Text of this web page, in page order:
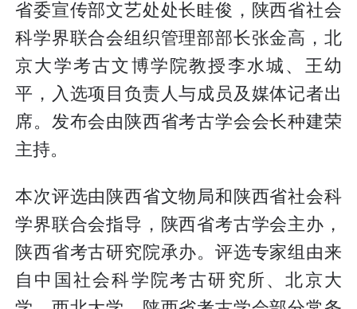
省委宣传部文艺处处长眭俊，陕西省社会
科学界联合会组织管理部部长张金高，北
京大学考古文博学院教授李水城、王幼
平，入选项目负责人与成员及媒体记者出
席。发布会由陕西省考古学会会长种建荣
主持。
本次评选由陕西省文物局和陕西省社会科
学界联合会指导，陕西省考古学会主办，
陕西省考古研究院承办。评选专家组由来
自中国社会科学院考古研究所、北京大